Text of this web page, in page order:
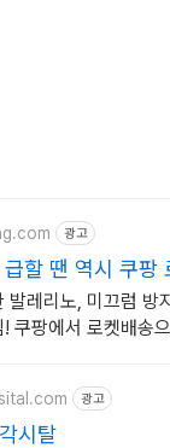
광고
할 땐 역시 쿠팡
발레리노, 미끄럼 방
쿠팡에서 로켓배송
광고
시탈